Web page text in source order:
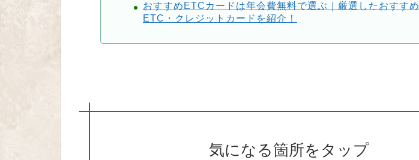
おすすめETCカードは年会費無料で選ぶ｜厳選したおすすめ
ETC・クレジットカードを紹介！
気になる箇所をタップ